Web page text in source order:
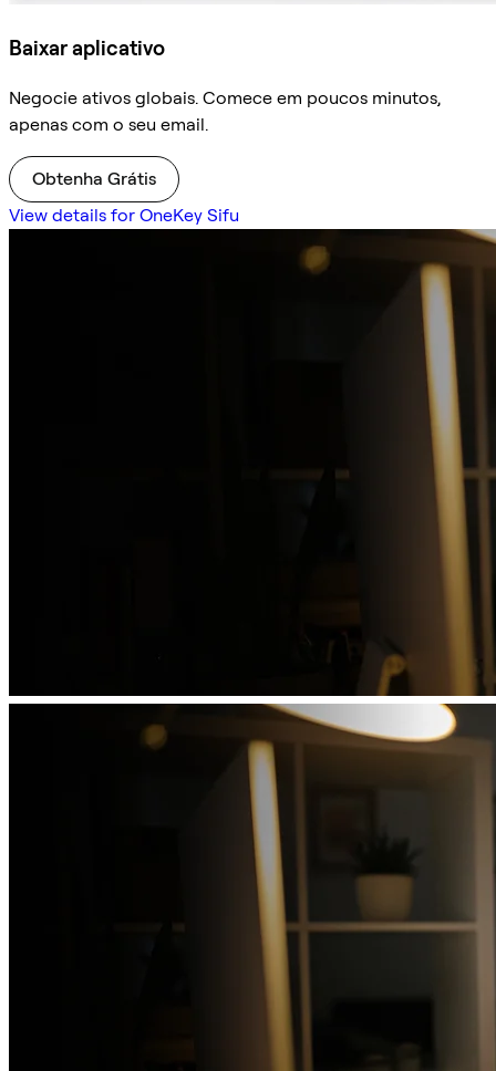
Baixar aplicativo
Negocie ativos globais. Comece em poucos minutos,
apenas com o seu email.
Obtenha Grátis
View details for OneKey Sifu